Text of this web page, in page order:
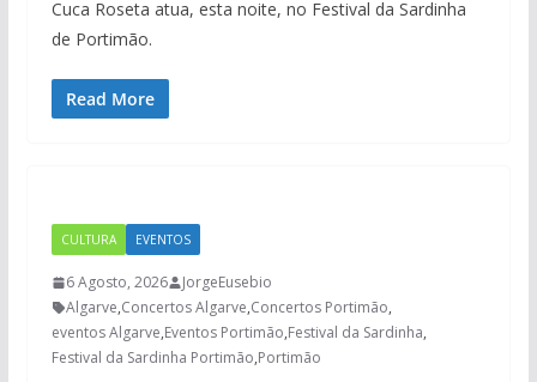
Cuca Roseta atua, esta noite, no Festival da Sardinha
de Portimão.
Read More
CULTURA EVENTOS
6 Agosto, 2026
JorgeEusebio
Algarve,Concertos Algarve,Concertos Portimão,
eventos Algarve,Eventos Portimão,Festival da Sardinha,
Festival da Sardinha Portimão,Portimão